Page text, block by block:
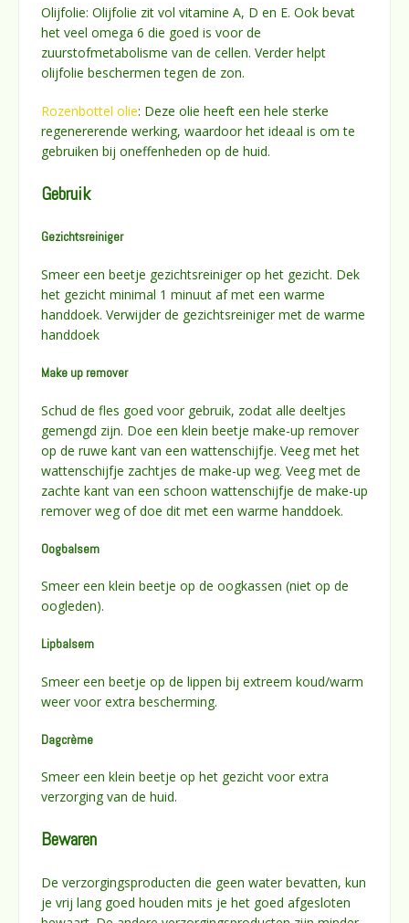
Olijfolie: Olijfolie zit vol vitamine A, D en E. Ook bevat
het veel omega 6 die goed is voor de
zuurstofmetabolisme van de cellen. Verder helpt
olijfolie beschermen tegen de zon.
Rozenbottel olie: Deze olie heeft een hele sterke
regenererende werking, waardoor het ideaal is om te
gebruiken bij oneffenheden op de huid.
Gebruik
Gezichtsreiniger
Smeer een beetje gezichtsreiniger op het gezicht. Dek
het gezicht minimal 1 minuut af met een warme
handdoek. Verwijder de gezichtsreiniger met de warme
handdoek
Make up remover
Schud de fles goed voor gebruik, zodat alle deeltjes
gemengd zijn. Doe een klein beetje make-up remover
op de ruwe kant van een wattenschijfje. Veeg met het
wattenschijfje zachtjes de make-up weg. Veeg met de
zachte kant van een schoon wattenschijfje de make-up
remover weg of doe dit met een warme handdoek.
Oogbalsem
Smeer een klein beetje op de oogkassen (niet op de
oogleden).
Lipbalsem
Smeer een beetje op de lippen bij extreem koud/warm
weer voor extra bescherming.
Dagcrème
Smeer een klein beetje op het gezicht voor extra
verzorging van de huid.
Bewaren
De verzorgingsproducten die geen water bevatten, kun
je vrij lang goed houden mits je het goed afgesloten